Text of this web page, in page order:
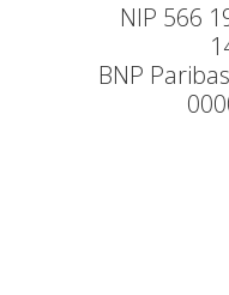
NIP 566
BNP